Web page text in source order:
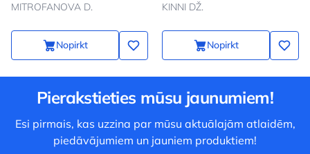
dažādiem cilvēkiem
MITROFANOVA D.
Nopirkt
KINNI DŽ.
Nopirkt
Pierakstieties mūsu jaunumiem!
Esi pirmais, kas uzzina par mūsu aktuālajām atlaidēm,
piedāvājumiem un jauniem produktiem!